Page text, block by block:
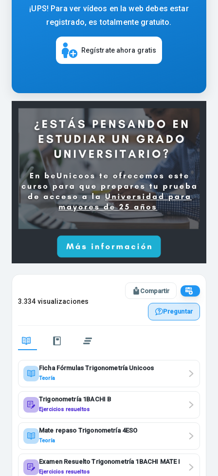
¡UPS! Para ver vídeos en la web debes estar
registrado, es totalmente gratuito.
Regístrate ahora gratis
3.334 visualizaciones
Compartir
Preguntar
Ficha Fórmulas Trigonometría Unicoos
Teoría
Trigonometría 1BACHI B
Ejercicios resueltos
Mate repaso Trigonometría 4ESO
Teoría
Examen Resuelto Trigonometría 1BACHI MATE I
Ejercicios resueltos